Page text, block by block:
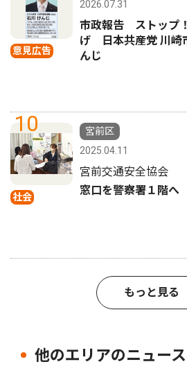
意見広告
2026.07.31
市政報告 ストップ
げ 日本共産党 川崎
んじ
10
社会
宮前区
2025.04.11
宮前交通安全協会
窓口を警察署１階へ
もっと見る
他のエリアのニュース